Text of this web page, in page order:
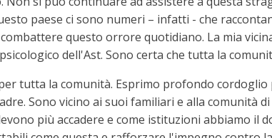
paese ci sono numeri – infatti - che
questo orrore quotidiano. La mia
dell'Ast. Sono certa che tutta la
tutta la comunità. Esprimo profondo
Sono vicino ai suoi familiari e alla comunità
più accadere e come istituzioni abbiamo il